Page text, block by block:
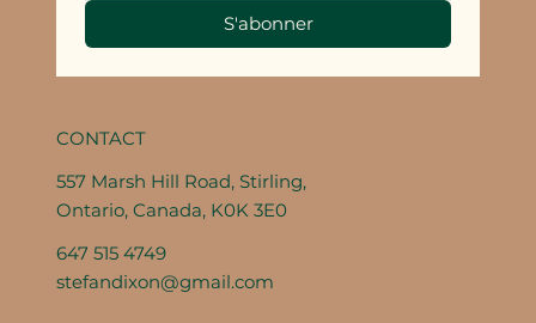
S'abonner
CONTACT
557 Marsh Hill Road, Stirling,
Ontario, Canada, K0K 3E0
647 515 4749
stefandixon@gmail.com